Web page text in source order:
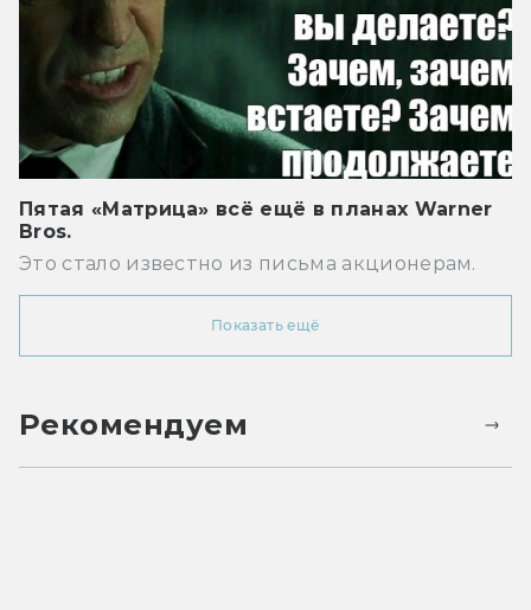
Пятая «Матрица» всё ещё в планах Warner
Bros.
Это стало известно из письма акционерам.
Показать ещё
Рекомендуем